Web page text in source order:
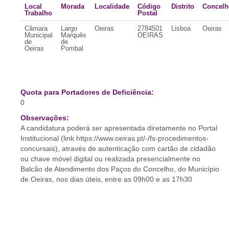
Local
Trabalho
Morada Localidade
Código
Postal
Distrito
Câmara
Municipal
de
Oeiras
Largo
Marquês
de
Pombal
Oeiras
2784501
OEIRAS
Lisboa Oeiras
Quota para Portadores de Deficiência:
0
Observações:
A candidatura poderá ser apresentada diretamente no Portal
Institucional (link https://www.oeiras.pt/-/fs-procedimentos-
concursais), através de autenticação com cartão de cidadão
ou chave móvel digital ou realizada presencialmente no
Balcão de Atendimento dos Paços do Concelho, do Município
de Oeiras, nos dias úteis, entre as 09h00 e as 17h30